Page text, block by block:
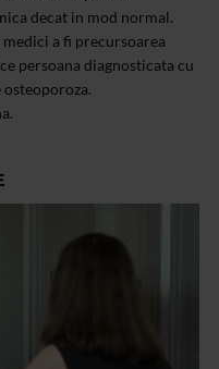
decat in mod normal.
a fi precursoarea
persoana diagnosticata cu